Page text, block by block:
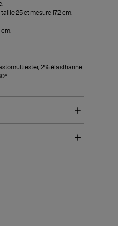
25 et mesure 172 cm.
2% élasthanne.